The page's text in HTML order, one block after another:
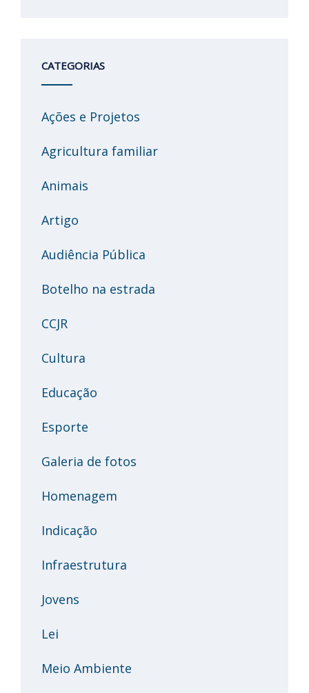
CATEGORIAS
Ações e Projetos
Agricultura familiar
Animais
Artigo
Audiência Pública
Botelho na estrada
CCJR
Cultura
Educação
Esporte
Galeria de fotos
Homenagem
Indicação
Infraestrutura
Jovens
Lei
Meio Ambiente